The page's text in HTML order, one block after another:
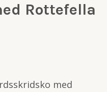
Rottefella
med